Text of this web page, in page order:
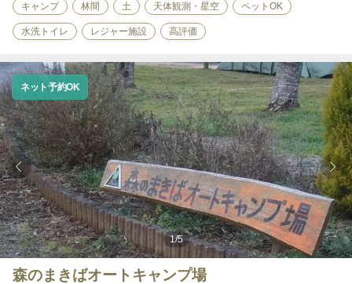
キャンプ 林間 土 天体観測・星空 ペットOK
水洗トイレ レジャー施設 高評価
1/5
ネット予約OK
森のまきばオートキャンプ場